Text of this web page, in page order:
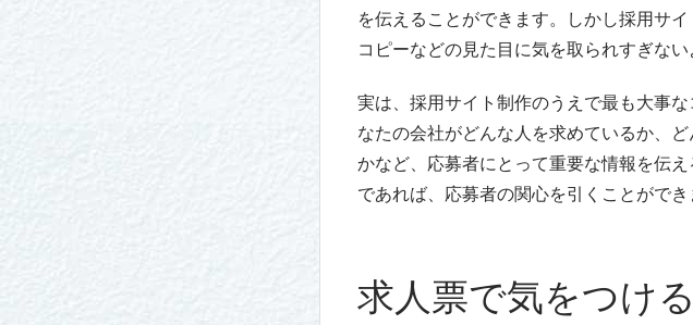
を伝えることができます。しかし採用サ
コピーなどの見た目に気を取られすぎない
実は、採用サイト制作のうえで最も大事
なたの会社がどんな人を求めているか、
かなど、応募者にとって重要な情報を伝
であれば、応募者の関心を引くことができ
求人票で気をつけ